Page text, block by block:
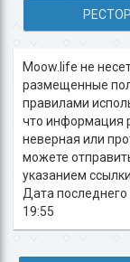
Moow.life не
размещенные
правилами
что информация
неверная или
можете
указанием
Дата
19:55